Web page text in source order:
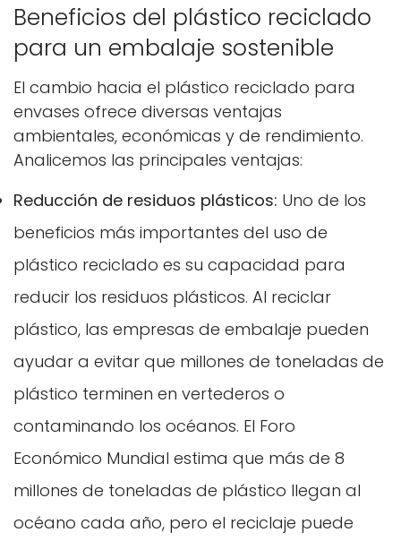
Beneficios del plástico reciclado
para un embalaje sostenible
El cambio hacia el plástico reciclado para
envases ofrece diversas ventajas
ambientales, económicas y de rendimiento.
Analicemos las principales ventajas:
Reducción de residuos plásticos: Uno de los
beneficios más importantes del uso de
plástico reciclado es su capacidad para
reducir los residuos plásticos. Al reciclar
plástico, las empresas de embalaje pueden
ayudar a evitar que millones de toneladas de
plástico terminen en vertederos o
contaminando los océanos. El Foro
Económico Mundial estima que más de 8
millones de toneladas de plástico llegan al
océano cada año, pero el reciclaje puede